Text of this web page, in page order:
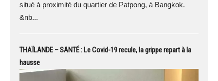
situé à proximité du quartier de Patpong, à Bangkok.
&nb...
THAÏLANDE – SANTÉ : Le Covid-19 recule, la grippe repart à la
hausse